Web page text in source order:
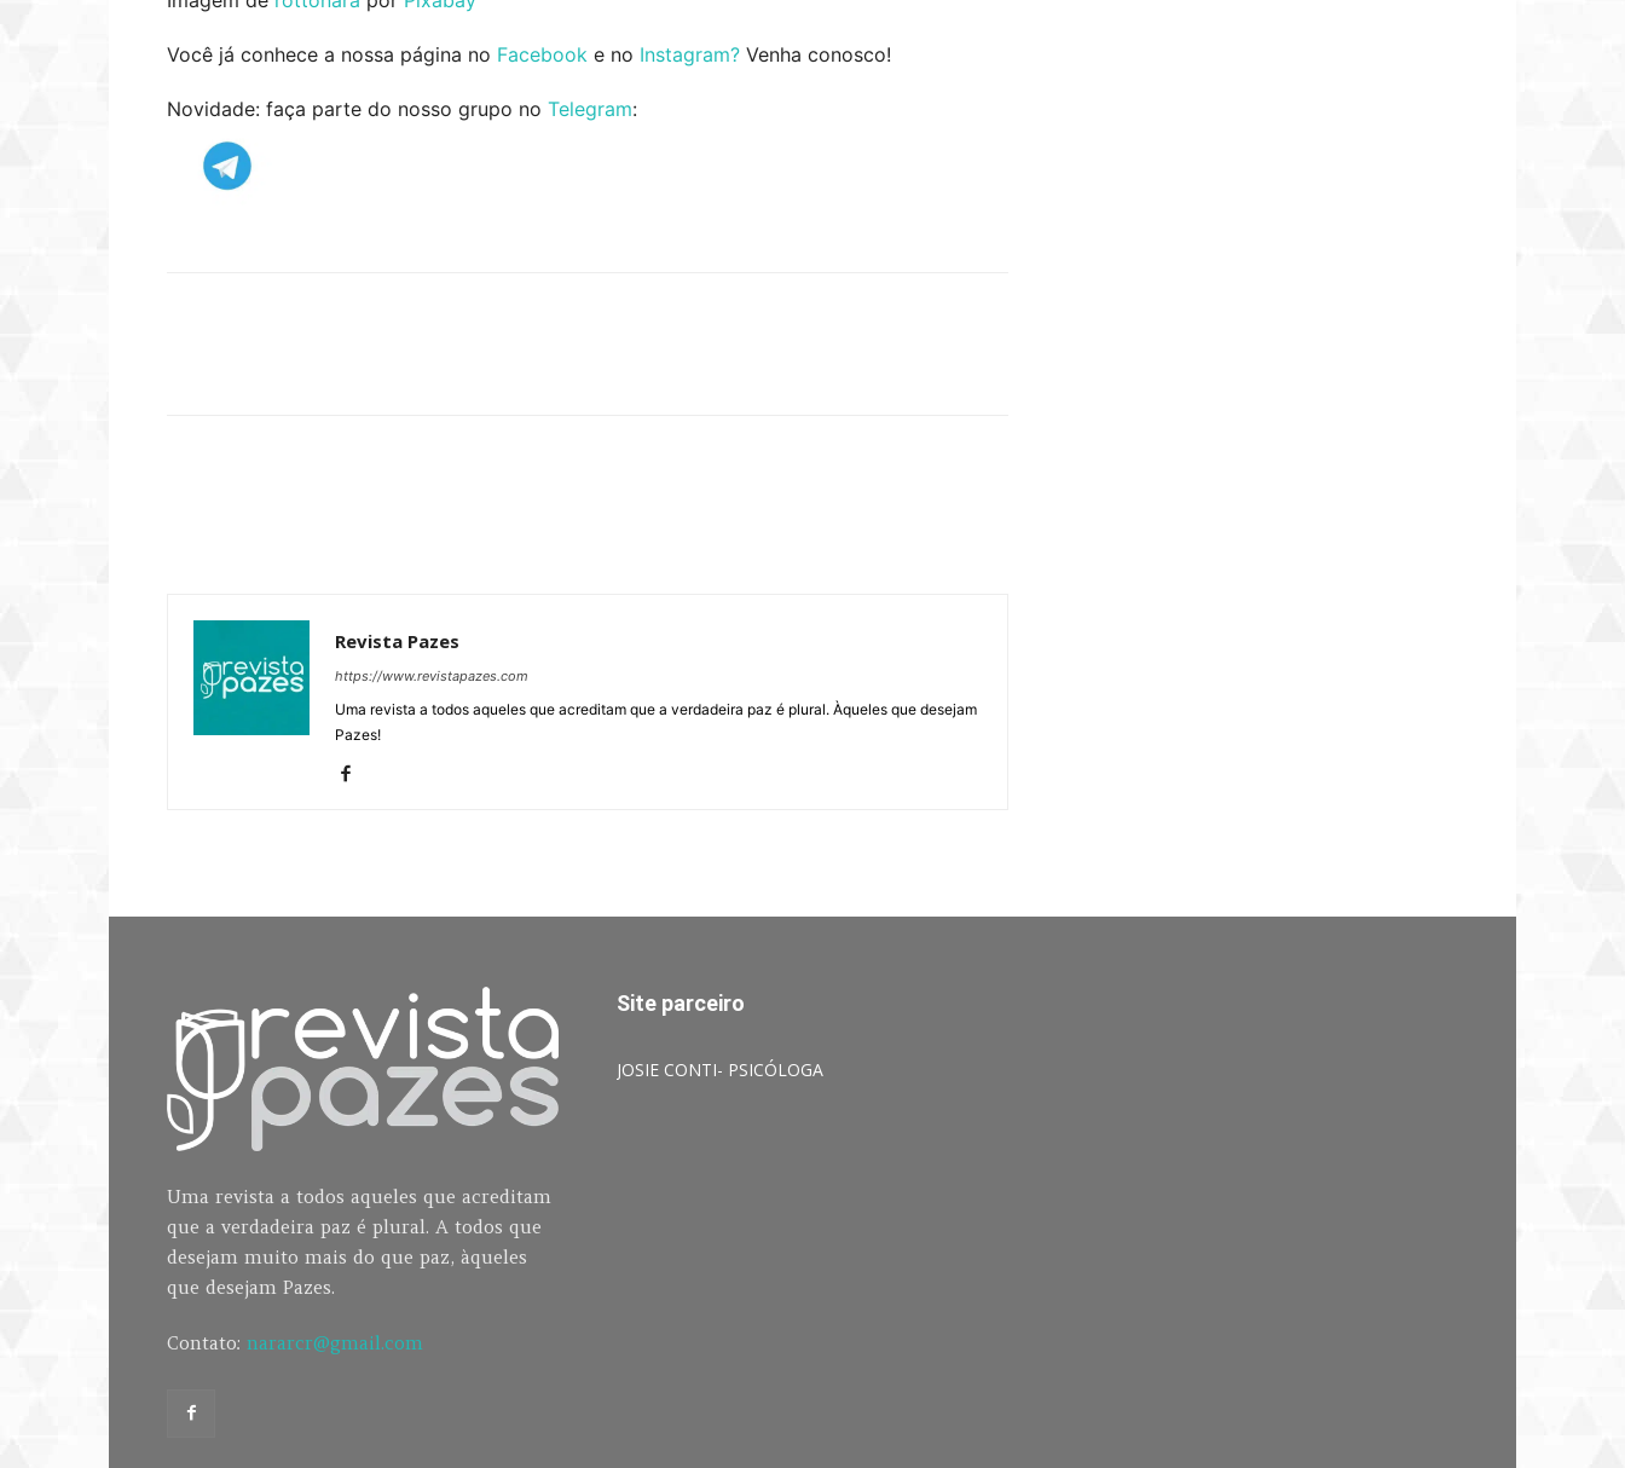
Você já conhece a nossa página no Facebook e no Instagram? Venha conosco!
Novidade: faça parte do nosso grupo no Telegram:
Revista Pazes
https://www.revistapazes.com
Uma revista a todos aqueles que acreditam que a verdadeira paz é plural. Àqueles que desejam
Pazes!
Uma revista a todos aqueles que acreditam
que a verdadeira paz é plural. A todos que
desejam muito mais do que paz, àqueles
que desejam Pazes.
Contato: nararcr@gmail.com
Site parceiro
JOSIE CONTI- PSICÓLOGA